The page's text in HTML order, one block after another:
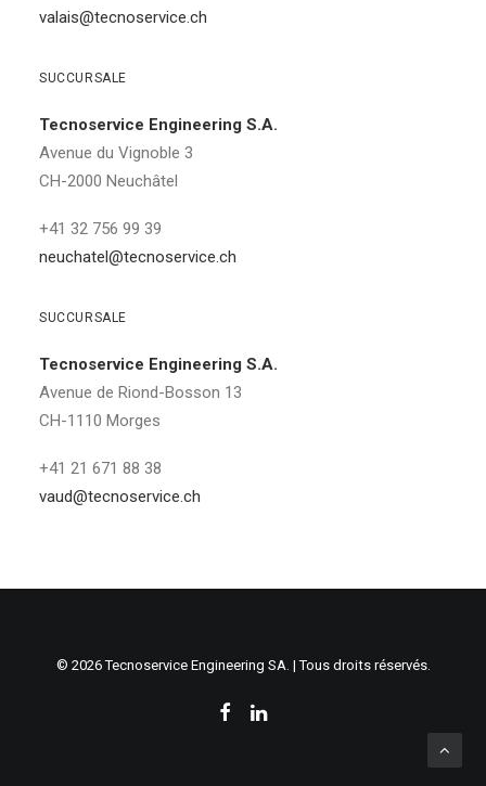
valais@tecnoservice.ch
SUCCURSALE
Tecnoservice Engineering S.A.
Avenue du Vignoble 3
CH-2000 Neuchâtel
+41 32 756 99 39
neuchatel@tecnoservice.ch
SUCCURSALE
Tecnoservice Engineering S.A.
Avenue de Riond-Bosson 13
CH-1110 Morges
+41 21 671 88 38
vaud@tecnoservice.ch
© 2026 Tecnoservice Engineering SA. | Tous droits réservés.